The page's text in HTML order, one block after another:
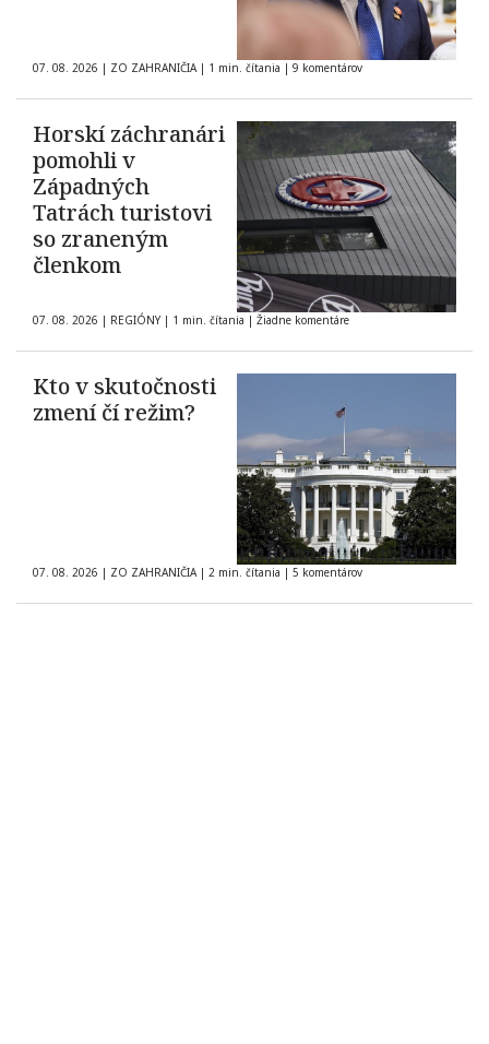
07. 08. 2026 | ZO ZAHRANIČIA | 1 min. čítania | 9 komentárov
Horskí záchranári
pomohli v
Západných
Tatrách turistovi
so zraneným
členkom
07. 08. 2026 | REGIÓNY | 1 min. čítania | Žiadne komentáre
Kto v skutočnosti
zmení čí režim?
07. 08. 2026 | ZO ZAHRANIČIA | 2 min. čítania | 5 komentárov